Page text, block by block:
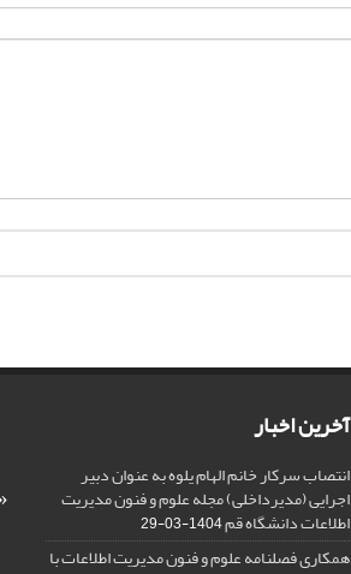
آخرین اخبار
انتصاب سرکار خانم الهام یلوه به عنوان دبیر
اجرایی (مدیرداخلی) مجله علوم و فنون مدیریت
اطلاعات دانشگاه قم1404-03-29
همکاری فصلنامه علوم و فنون مدیریت اطلاعات با